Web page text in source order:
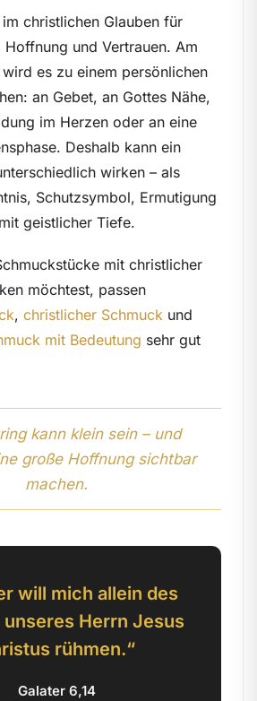
christlichen Glauben für
und Vertrauen. Am
es zu einem persönlichen
an Gebet, an Gottes Nähe,
im Herzen oder an eine
Deshalb kann ein
wirken – als
Schutzsymbol, Ermutigung
geistlicher Tiefe.
mit christlicher
möchtest, passen
, christlicher Schmuck und
mit Bedeutung sehr gut
kann klein sein – und
große Hoffnung sichtbar
machen.
will mich allein des
unseres Herrn Jesus
rühmen.“
Galater 6,14